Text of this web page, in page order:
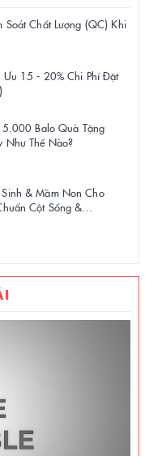
Soát Chất Lượng (QC) Khi
Ưu 15 - 20% Chi Phí Đặt
5.000 Balo Quà Tặng
Như Thế Nào?
& Mầm Non Cho
Cột Sống &...